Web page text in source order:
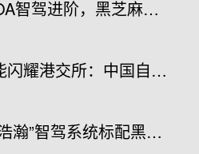
领克08 NOA智驾进阶，黑芝麻智能携手吉利推进NOA普及
黑芝麻智能闪耀港交所：中国自动驾驶芯片龙头上市新篇章，股票代码02533.HK引领未来
吉利“千里浩瀚”智驾系统标配黑芝麻智能华山A1000芯片，加速智驾平权时代到来